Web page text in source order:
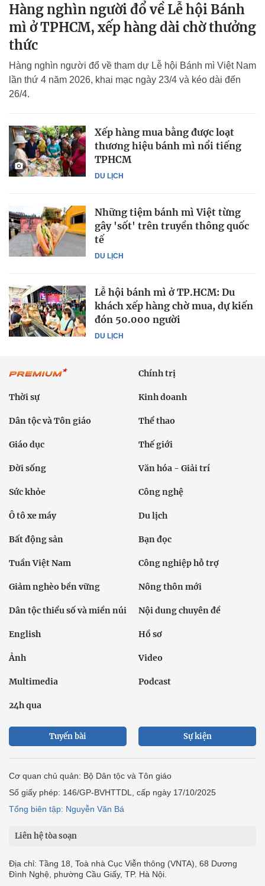
Hàng nghìn người đổ về Lễ hội Bánh
mì ở TPHCM, xếp hàng dài chờ thưởng
thức
Hàng nghìn người đổ về tham dự Lễ hội Bánh mì Việt Nam
lần thứ 4 năm 2026, khai mạc ngày 23/4 và kéo dài đến
26/4.
DU LỊCH
Xếp hàng mua bằng được loạt
thương hiệu bánh mì nổi tiếng
TPHCM
DU LỊCH
Những tiệm bánh mì Việt từng
gây 'sốt' trên truyền thông quốc
tế
DU LỊCH
Lễ hội bánh mì ở TP.HCM: Du
khách xếp hàng chờ mua, dự kiến
đón 50.000 người
Chính trị
Thời sự Kinh doanh
Dân tộc và Tôn giáo Thể thao
Giáo dục Thế giới
Đời sống Văn hóa - Giải trí
Sức khỏe Công nghệ
Ô tô xe máy Du lịch
Bất động sản Bạn đọc
Tuần Việt Nam Công nghiệp hỗ trợ
Giảm nghèo bền vững Nông thôn mới
Dân tộc thiểu số và miền núi Nội dung chuyên đề
English Hồ sơ
Ảnh Video
Multimedia Podcast
24h qua
Tuyến bài Sự kiện
Cơ quan chủ quản: Bộ Dân tộc và Tôn giáo
Số giấy phép: 146/GP-BVHTTDL, cấp ngày 17/10/2025
Tổng biên tập: Nguyễn Văn Bá
Liên hệ tòa soạn
Địa chỉ: Tầng 18, Toà nhà Cục Viễn thông (VNTA), 68 Dương
Đình Nghệ, phường Cầu Giấy, TP. Hà Nội.